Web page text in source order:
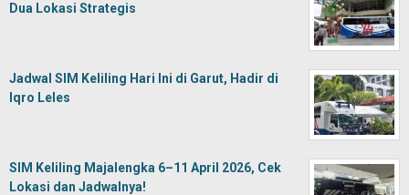
Dua Lokasi Strategis
Jadwal SIM Keliling Hari Ini di Garut, Hadir di
Iqro Leles
SIM Keliling Majalengka 6–11 April 2026, Cek
Lokasi dan Jadwalnya!